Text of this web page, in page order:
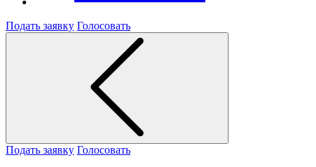
Подать заявку Голосовать
Подать заявку Голосовать